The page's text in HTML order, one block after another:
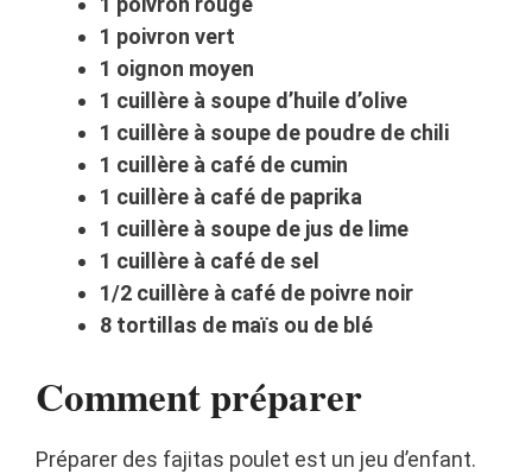
1 poivron vert
1 oignon moyen
1 cuillère à soupe d’huile d’olive
1 cuillère à soupe de poudre de chili
1 cuillère à café de cumin
1 cuillère à café de paprika
1 cuillère à soupe de jus de lime
1 cuillère à café de sel
1/2 cuillère à café de poivre noir
8 tortillas de maïs ou de blé
Comment préparer
Préparer des fajitas poulet est un jeu d’enfant.